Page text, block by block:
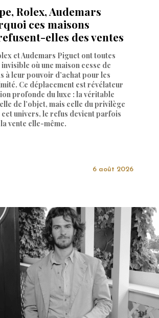
Rolex, Audemars
ces maisons
elles des ventes
et Audemars Piguet ont toutes
où une maison cesse de
à leur pouvoir d’achat pour les
Ce déplacement est révélateur
profonde du luxe : la véritable
de l’objet, mais celle du privilège
cet univers, le refus devient parfois
vente elle-même.
6 août 2026